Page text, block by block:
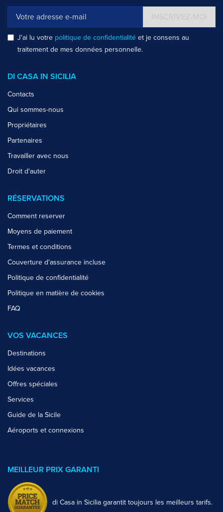
J'ai lu votre politique de confidentialité et je consens au
traitement de mes données personnelle.
DI CASA IN SICILIA
Contacts
Qui sommes-nous
Propriétaires
Partenaires
Travailler avec nous
Droit d'auter
RÉSERVATIONS
Comment reserver
Moyens de paiement
Termes et conditions
Couverture d'assurance incluse
Politique de confidentialité
Politique en matière de cookies
FAQ
VOS VACANCES
Destinations
Idées vacances
Offres spéciales
Services
Guide de la Sicile
Aéroports et connexions
MEILLEUR PRIX GARANTI
di Casa in Sicilia garantit toujours les meilleurs tarifs.